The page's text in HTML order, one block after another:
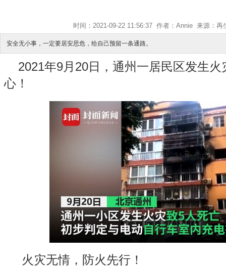
时间：2021-09-22 11:56:37 作者：Annie 来源：再
安全无小事，一定要居安思危，给自己预留一条通路。
2021年9月20日，通州一居民区发生火
心！
火灾无情，防火先行！